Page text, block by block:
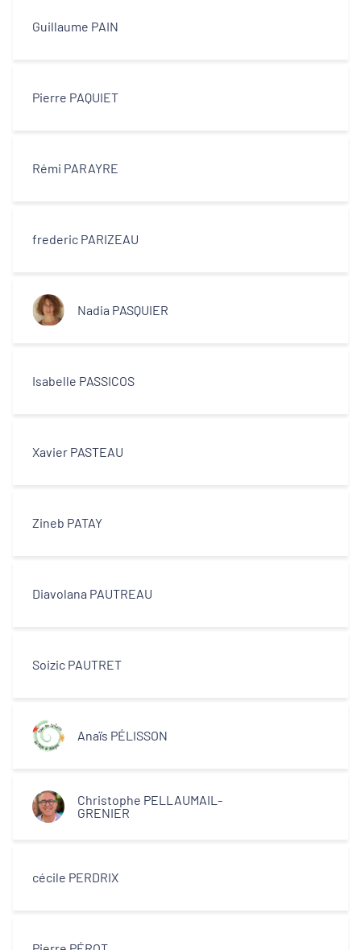
Guillaume PAIN
Pierre PAQUIET
Rémi PARAYRE
frederic PARIZEAU
Nadia PASQUIER
Isabelle PASSICOS
Xavier PASTEAU
Zineb PATAY
Diavolana PAUTREAU
Soizic PAUTRET
Anaïs PÉLISSON
Christophe PELLAUMAIL-
GRENIER
cécile PERDRIX